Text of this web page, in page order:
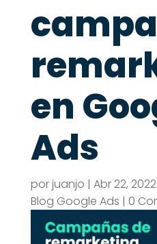
en
Ads
porjuanjo | Abr 22, 2022
Blog Google Ads | 0